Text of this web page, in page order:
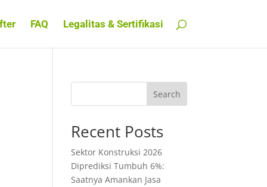
FAQ Legalitas & Sertifikasi
Search
Recent Posts
Sektor Konstruksi 2026
Diprediksi Tumbuh 6%:
Saatnya Amankan Jasa